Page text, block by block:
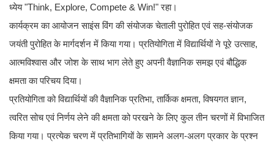
ध्येय "Think, Explore, Compete & Win!" रहा।
कार्यक्रम का आयोजन साइंस विंग की संयोजक चेताली पुरोहित एवं सह-संयोजक
जयंती पुरोहित के मार्गदर्शन में किया गया। प्रतियोगिता में विद्यार्थियों ने पूरे उत्साह,
आत्मविश्वास और जोश के साथ भाग लेते हुए अपनी वैज्ञानिक समझ एवं बौद्धिक
क्षमता का परिचय दिया।
प्रतियोगिता को विद्यार्थियों की वैज्ञानिक प्रतिभा, तार्किक क्षमता, विषयगत ज्ञान,
त्वरित सोच एवं निर्णय लेने की क्षमता को परखने के लिए कुल तीन चरणों में विभाजित
किया गया। प्रत्येक चरण में प्रतिभागियों के सामने अलग-अलग प्रकार के प्रश्न